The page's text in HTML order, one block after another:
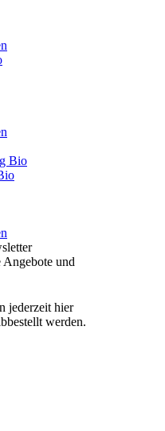
Angebote und
jederzeit hier
werden.